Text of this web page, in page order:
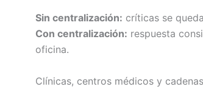
Sin centralización: críticas se
Con centralización: respuesta
oficina.
Clínicas, centros médicos y